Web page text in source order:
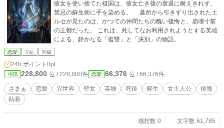
彼女を使い捨てた祖国は、彼女亡き後の衰退に耐えきれず、
禁忌の蘇生術に手を染める。 墓所から引きずり出されたエ
ルセが見たのは、かつての仲間たちの醜い後悔と、崩壊寸前
の王都だった。 これは、死してなお利用されようとする英雄
による、静かなる「復讐」と「決別」の物語。
恋愛 完結 長編
24h.ポイント 0pt
小説 228,800 位 / 228,800件 恋愛 66,376 位 / 66,376件
ざまぁ 恋愛 異世界 聖女 英雄 死後 蘇生 女主人公
後悔
執着
感想数 0
文字数 61,785